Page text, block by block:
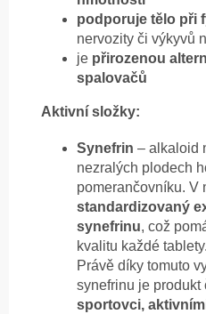
podporuje tělo při
nervozity či výkyvů
je přirozenou
spalovačů
Aktivní složky:
Synefrin – alkaloid
nezralých plodech
pomerančovníku. V
standardizovaný
synefrinu, což
kvalitu každé tablety.
Právě díky tomuto
synefrinu je produkt
sportovci,